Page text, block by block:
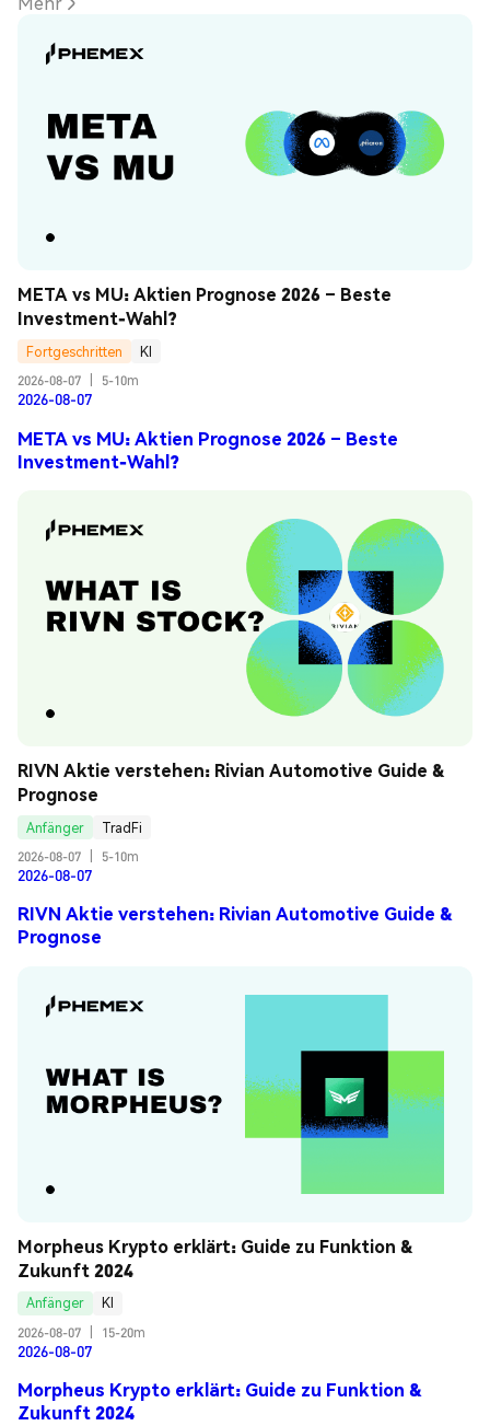
META vs MU: Aktien Prognose 2026 – Beste
Investment-Wahl?
Fortgeschritten
KI
2026-08-07
5-10m
2026-08-07
META vs MU: Aktien Prognose 2026 – Beste
Investment-Wahl?
RIVN Aktie verstehen: Rivian Automotive Guide &
Prognose
Anfänger
TradFi
2026-08-07
5-10m
2026-08-07
RIVN Aktie verstehen: Rivian Automotive Guide &
Prognose
Morpheus Krypto erklärt: Guide zu Funktion &
Zukunft 2024
Anfänger
KI
2026-08-07
15-20m
2026-08-07
Morpheus Krypto erklärt: Guide zu Funktion &
Zukunft 2024